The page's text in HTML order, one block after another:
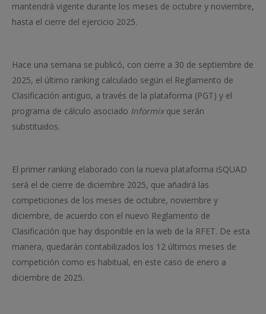
mantendrá vigente durante los meses de octubre y noviembre,
hasta el cierre del ejercicio 2025.
Hace una semana se publicó, con cierre a 30 de septiembre de
2025, el último ranking calculado según el Reglamento de
Clasificación antiguo, a través de la plataforma (PGT) y el
programa de cálculo asociado Informixque serán
substituidos.
El primer ranking elaborado con la nueva plataforma iSQUAD
será el de cierre de diciembre 2025, que añadirá las
competiciones de los meses de octubre, noviembre y
diciembre, de acuerdo con el nuevo Reglamento de
Clasificación que hay disponible en la web de la RFET. De esta
manera, quedarán contabilizados los 12 últimos meses de
competición como es habitual, en este caso de enero a
diciembre de 2025.